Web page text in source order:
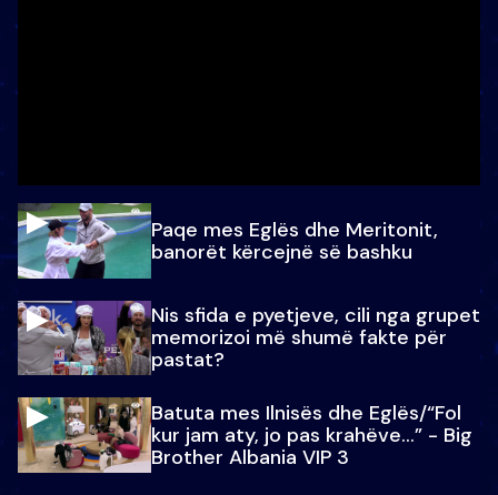
Paqe mes Eglës dhe Meritonit,
banorët kërcejnë së bashku
Nis sfida e pyetjeve, cili nga grupet
memorizoi më shumë fakte për
pastat?
Batuta mes Ilnisës dhe Eglës/“Fol
kur jam aty, jo pas krahëve…” - Big
Brother Albania VIP 3